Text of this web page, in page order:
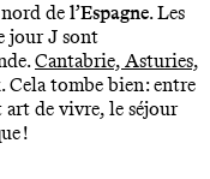
de l’Espagne. Les
jour J sont
Cantabrie, Asturies,
tombe bien : entre
de vivre, le séjour
!